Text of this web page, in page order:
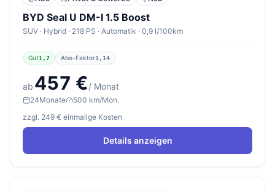
BYD Seal U DM-I 1.5 Boost
SUV · Hybrid · 218 PS · Automatik · 0,9 l/100km
Gut1,7 Abo-Faktor1,14
ab 457 €/ Monat
24Monate
500 km/Mon.
zzgl. 249 € einmalige Kosten
Details anzeigen